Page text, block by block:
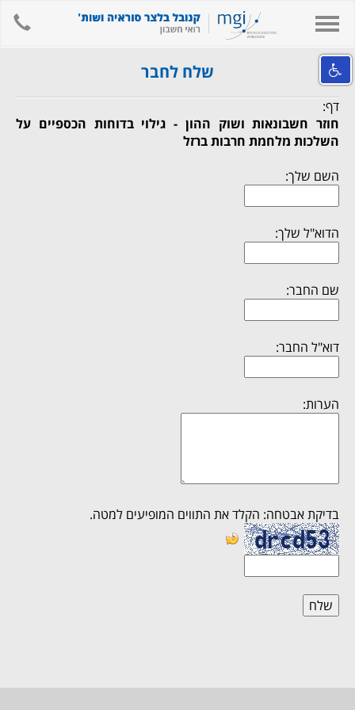
Toggle
אודות המשרד
השירותים שלנו
מידע מקצועי ומאמרים
קישורים
לאתר המשרד
צור קשר
חיפוש
שלח לחבר
דף:
חוזר חשבונאות ושוק ההון - גילוי בדוחות הכספיים על
השלכות מלחמת חרבות ברזל
השם שלך:
הדוא"ל שלך:
שם החבר:
דוא"ל החבר:
הערות:
בדיקת אבטחה: הקלד את התווים המופיעים למטה.